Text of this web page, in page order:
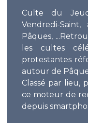
Culte du
Vendredi-
Pâques,
les cultes
protestantes
autour de
Classé par lieu,
ce moteur de
depuis